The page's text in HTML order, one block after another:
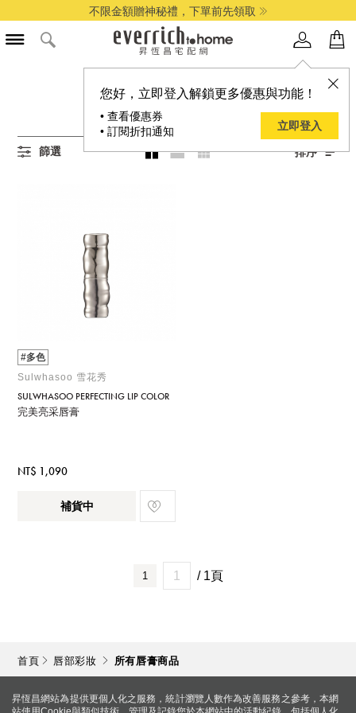
不限金額贈神秘禮，下單前先領取
您好，立即登入解鎖更多優惠與功能！
• 查看優惠券
• 訂閱折扣通知
立即登入
所有唇膏商品
1
篩選 排序
#多色
Sulwhasoo 雪花秀
SULWHASOO PERFECTING LIP COLOR
完美亮采唇膏
NT$ 1,090
補貨中
1 / 1頁
首頁 唇部彩妝 所有唇膏商品
昇恆昌網站為提供更個人化之服務，統計瀏覽人數作為改善服務之參考，本網